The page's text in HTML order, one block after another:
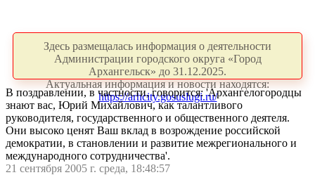
Здесь размещалась информация о деятельности
Администрации городского округа «Город
Архангельск» до 31.12.2025.
Актуальная информация и новости находятся:
https://arhcity.gosuslugi.ru/
В поздравлении, в частности, говорится: 'Архангелогородцы
знают вас, Юрий Михайлович, как талантливого
руководителя, государственного и общественного деятеля.
Они высоко ценят Ваш вклад в возрождение российской
демократии, в становлении и развитие межрегионального и
международного сотрудничества'.
21 сентября 2005 г. среда, 18:48:57